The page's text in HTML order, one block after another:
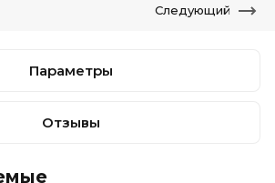
Следующий
Параметры
Отзывы